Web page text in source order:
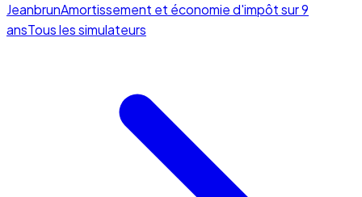
JeanbrunAmortissement et économie d'impôt sur 9
ansTous les simulateurs